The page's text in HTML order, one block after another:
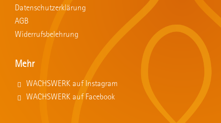
Datenschutzerklärung
AGB
Widerrufsbelehrung
Mehr
WACHSWERK auf Instagram
WACHSWERK auf Facebook